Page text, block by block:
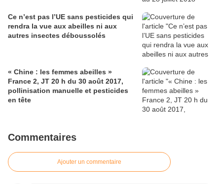
Ce n’est pas l’UE sans pesticides qui
rendra la vue aux abeilles ni aux
autres insectes déboussolés
« Chine : les femmes abeilles »
France 2, JT 20 h du 30 août 2017,
pollinisation manuelle et pesticides
en tête
Commentaires
Ajouter un commentaire